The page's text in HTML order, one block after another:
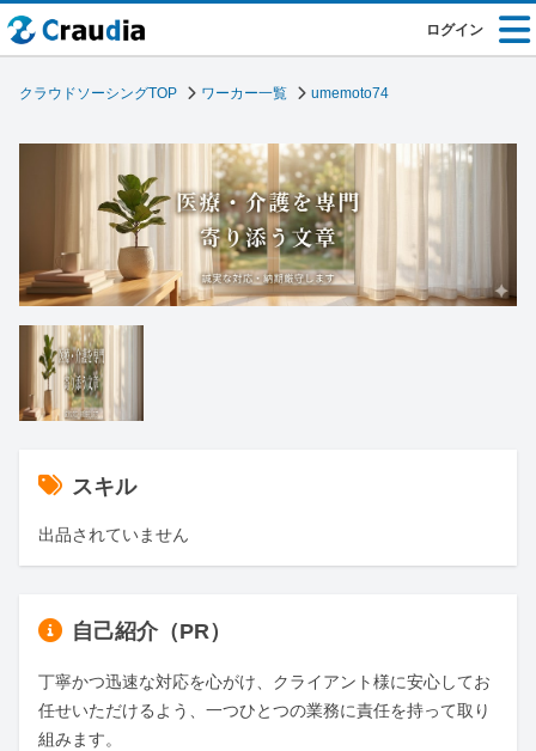
ログイン
クラウドソーシングTOP ワーカー一覧 umemoto74
スキル
出品されていません
自己紹介（PR）
丁寧かつ迅速な対応を心がけ、クライアント様に安心してお
任せいただけるよう、一つひとつの業務に責任を持って取り
組みます。